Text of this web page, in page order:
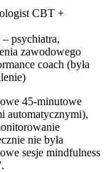
CBT +
psychiatra,
zawodowego
coach (była
45-minutowe
automatycznymi),
nie była
sesje mindfulness